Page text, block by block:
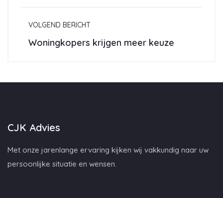
VOLGEND BERICHT
Woningkopers krijgen meer keuze
CJK Advies
Met onze jarenlange ervaring kijken wij vakkundig naar uw
persoonlijke situatie en wensen.